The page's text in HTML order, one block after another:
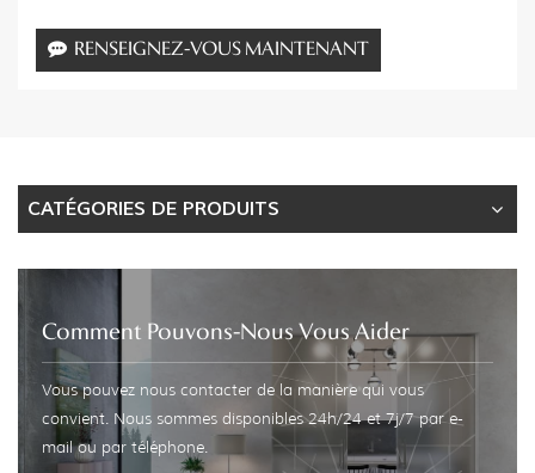
RENSEIGNEZ-VOUS MAINTENANT
CATÉGORIES DE PRODUITS
Comment Pouvons-Nous Vous Aider
Vous pouvez nous contacter de la manière qui vous
convient. Nous sommes disponibles 24h/24 et 7j/7 par e-
mail ou par téléphone.